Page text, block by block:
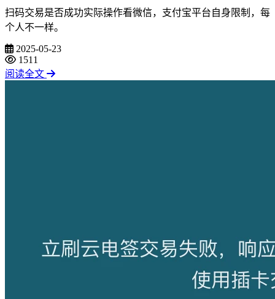
扫码交易是否成功实际操作看微信，支付宝平台自身限制，每
个人不一样。
2025-05-23
1511
阅读全文